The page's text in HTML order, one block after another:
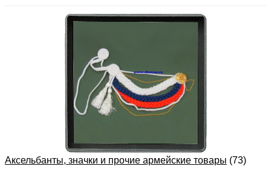
Аксельбанты, значки и прочие армейские товары (73)